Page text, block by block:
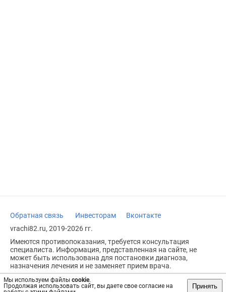
Мы используем файлы cookie.
Продолжая использовать сайт, вы даете свое согласие на
Принять
Обратная связь Инвесторам
Вконтакте
vrachi82.ru, 2019-2026 гг.
Имеются противопоказания, требуется консультация
специалиста. Информация, представленная на сайте, не
может быть использована для постановки диагноза,
назначения лечения и не заменяет прием врача.
Возрастное ограничение: 18+